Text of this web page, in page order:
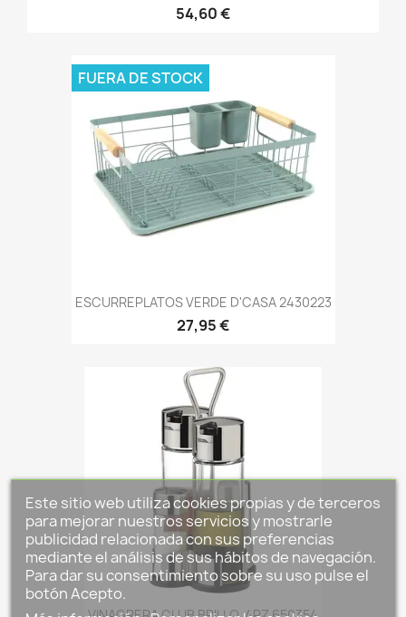
54,60 €
ESCURREPLATOS VERDE D'CASA 2430223
27,95 €
FUERA DE STOCK
Este sitio web utiliza cookies propias y de terceros
para mejorar nuestros servicios y mostrarle
publicidad relacionada con sus preferencias
mediante el análisis de sus hábitos de navegación.
Para dar su consentimiento sobre su uso pulse el
botón Acepto.